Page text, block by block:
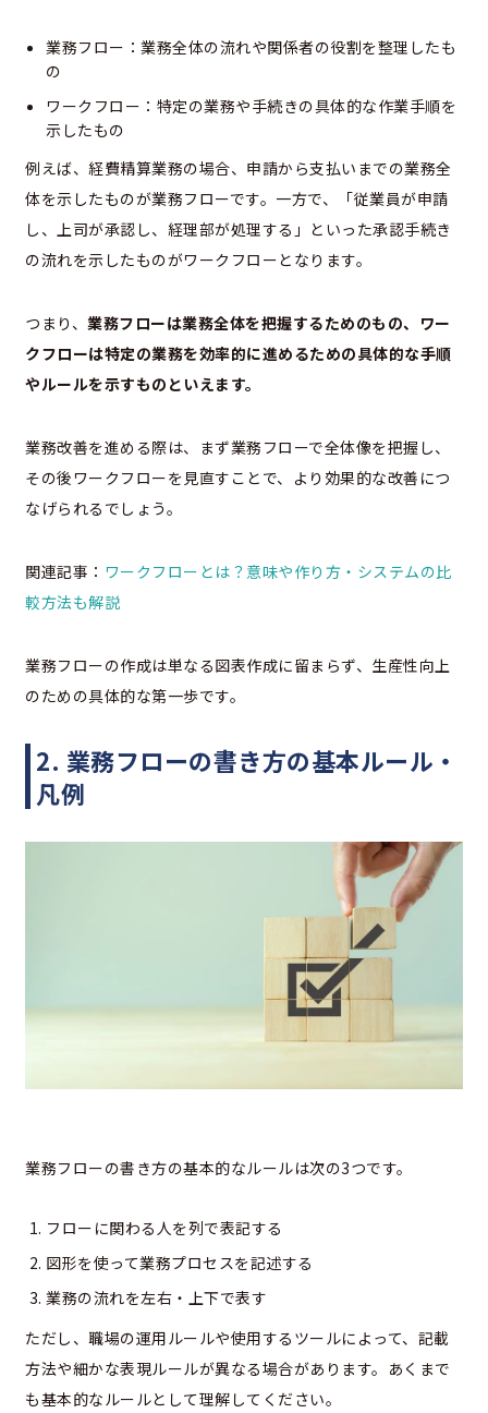
業務フロー：業務全体の流れや関係者の役割を整理したも
の
ワークフロー：特定の業務や手続きの具体的な作業手順を
示したもの
例えば、経費精算業務の場合、申請から支払いまでの業務全
体を示したものが業務フローです。一方で、「従業員が申請
し、上司が承認し、経理部が処理する」といった承認手続き
の流れを示したものがワークフローとなります。
つまり、 業務フローは業務全体を把握するためのもの、ワー
クフローは特定の業務を効率的に進めるための具体的な手順
やルールを示すものといえます。
業務改善を進める際は、まず業務フローで全体像を把握し、
その後ワークフローを見直すことで、より効果的な改善につ
なげられるでしょう。
関連記事： ワークフローとは？意味や作り方・システムの比
較方法も解説
業務フローの作成は単なる図表作成に留まらず、生産性向上
のための具体的な第一歩です。
2. 業務フローの書き方の基本ルール・
凡例
業務フローの書き方の基本的なルールは次の3つです。
フローに関わる人を列で表記する
図形を使って業務プロセスを記述する
業務の流れを左右・上下で表す
ただし、職場の運用ルールや使用するツールによって、記載
方法や細かな表現ルールが異なる場合があります。あくまで
も基本的なルールとして理解してください。